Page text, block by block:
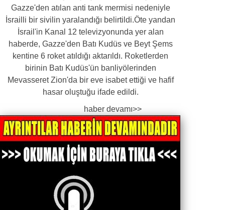
Gazze'den atılan anti tank mermisi nedeniyle
İsrailli bir sivilin yaralandığı belirtildi.Öte yandan
İsrail'in Kanal 12 televizyonunda yer alan
haberde, Gazze'den Batı Kudüs ve Beyt Şems
kentine 6 roket atıldığı aktarıldı. Roketlerden
birinin Batı Kudüs'ün banliyölerinden
Mevasseret Zion'da bir eve isabet ettiği ve hafif
hasar oluştuğu ifade edildi.
haber devamı>>